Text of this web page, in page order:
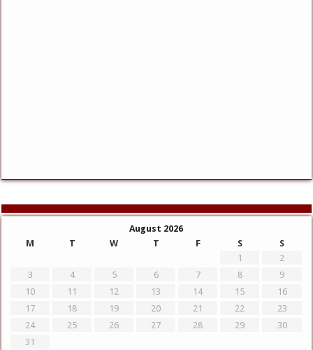
August 2026
M
T W T F S
S
1
2
3
4 5 6 7 8
9
10
11 12 13 14 15
16
17
18 19 20 21 22
23
24
25 26 27 28 29
30
31